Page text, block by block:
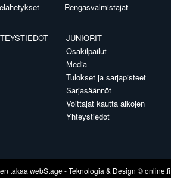
Rengasvalmistajat
JUNIORIT
Osakilpailut
Media
Tulokset ja sarjapisteet
Sarjasäännöt
Voittajat kautta aikojen
Yhteystiedot
takaa webStage- Teknologia & Design ©online.fi